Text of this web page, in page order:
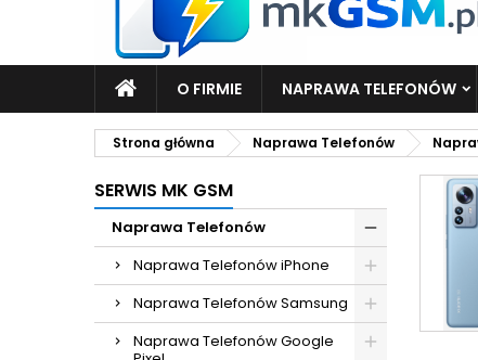
O FIRMIE NAPRAWA TELEFONÓW
Strona główna Naprawa Telefonów
SERWIS MK GSM
Naprawa Telefonów
Naprawa Telefonów iPhone
Naprawa Telefonów Samsung
Naprawa Telefonów Google